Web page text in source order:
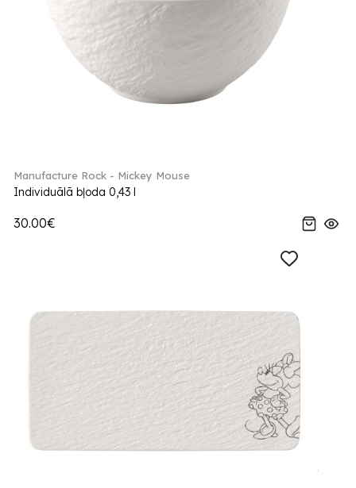
Manufacture Rock - Mickey Mouse
Individuālā bļoda 0,43 l
30.00€